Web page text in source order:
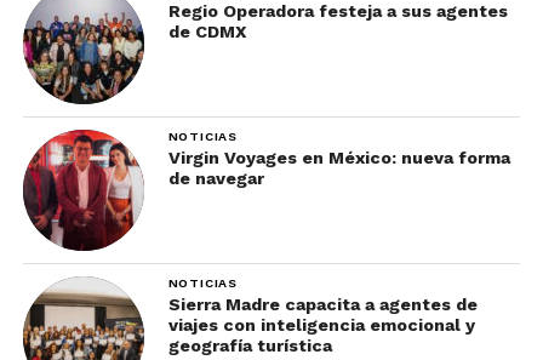
Regio Operadora festeja a sus agentes
de CDMX
NOTICIAS
Virgin Voyages en México: nueva forma
de navegar
NOTICIAS
Sierra Madre capacita a agentes de
viajes con inteligencia emocional y
geografía turística